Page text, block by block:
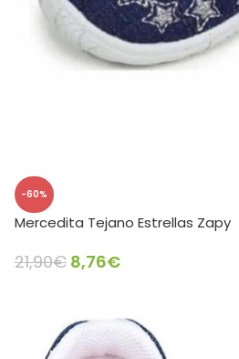
-60%
Mercedita Tejano Estrellas Zapy
21,90€ 8,76€